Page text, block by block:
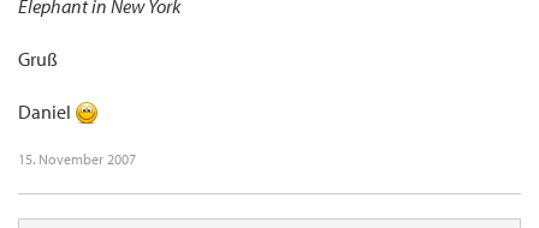
Elephant in New York
Gruß
Daniel
15. November 2007